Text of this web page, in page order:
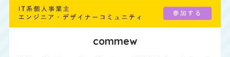
commew